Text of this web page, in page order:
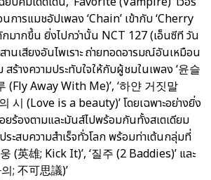
การแมชอัปเพลง ‘Chain’ เข้ากับ ‘Cherry
มากขึ้น ยิ่งไปกว่านั้น NCT 127 (เอ็นซีที วัน
สานเสียงอันไพเราะ ถ่ายทอดอารมณ์อันเหมือน
ร้างความประทับใจให้กับผู้ชมในเพลง ‘윤슬
(Fly Away With Me)’, ‘하얀 거짓말
시 (Love is a beauty)’ โดยเฉพาะอย่างยิ่ง
ร้องตามและมันส์ไปพร้อมกันทั้งสเตเดียม
ะสบความสำเร็จทั่วโลก พร้อมท่าเต้นกลุ่มที่
(英雄; Kick It)’, ‘질주 (2 Baddies)’ และ
; 不可思議)’